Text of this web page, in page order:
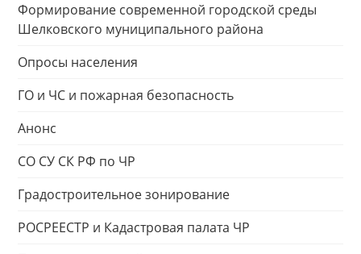
Формирование современной городской среды
Шелковского муниципального района
Опросы населения
ГО и ЧС и пожарная безопасность
Анонс
СО СУ СК РФ по ЧР
Градостроительное зонирование
РОСРЕЕСТР и Кадастровая палата ЧР